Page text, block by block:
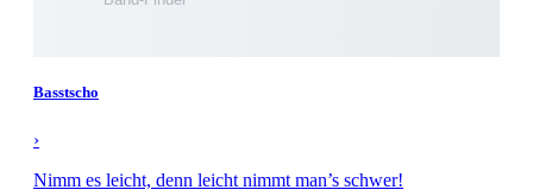
Basstscho
›
Nimm es leicht, denn leicht nimmt man’s schwer!